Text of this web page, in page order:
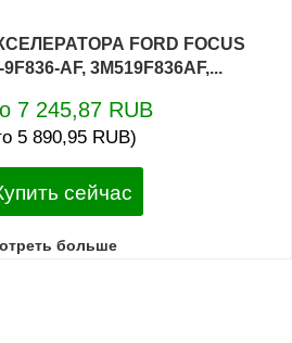
FORD FOCUS
9F836-AF, 3M519F836AF,...
7 245,87 RUB
5 890,95 RUB)
сейчас
больше